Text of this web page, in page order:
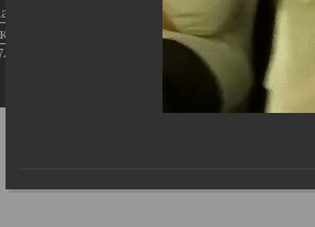
Большой Рогожский пер., д. 10, кор. 2
49